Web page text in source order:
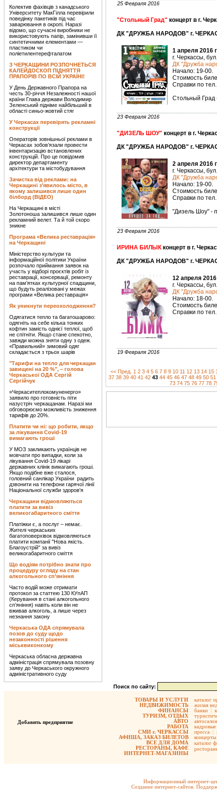
Колектив фахівців з канадського
Університету МакГілла перевірили
поведінку пакетиків під час
заварювання в окропі. Наразі
відомо, що сучасні виробники не
використовують папір, замінивши її
синтетичними елементами —
пластиком чи
поліетилентерефталатом
З ЧЕРКАЩИНИ РОЗПОЧНЕТЬСЯ
КАЛЕЙДОСКОП ПІДНЯТТЯ
ПРАПОРІВ ПО ВСІЙ УКРАЇНІ!
У День Державного Прапора на
честь 30-річчя Незалежності нашої
країни Глава держави Володимир
Зеленський підніме найбільший в
області синьо-жовтий стяг
У Черкасах перевірять рекламні
конструкції
Операторів зовнішньої реклами в
Черкасах зобов’язали провести
інвентаризацію встановлених
конструкцій. Про це повідомив
директор департаменту
архітектури та містобудування
Зачистка від реклами: на
Черкащині з’явилось місто, в
якому залишився лише один
білборд (ВІДЕО)
На Черкащині в місті
Золотоноша залишився лише один
рекламний велет. Та й той скоро
зникне
Програма «Велика реставрація»
на Черкащині
Міністерство культури та
інформаційної політики України
розпочало приймання заявок на
участь у відборі проєктів робіт із
реставрації, консервації, ремонту
на пам’ятках культурної спадщини,
що будуть реалізовані у межах
програми «Велика реставрація»
Як уникнути переохолодження?
Одягатися тепло та багатошарово:
одягніть на себе кілька тонких
кофтин замість однієї теплої, щоб
не спітніти. Якщо стане спекотно,
завжди можна зняти одну з одеж.
«Правильний» зимовий одяг
складається з трьох шарів
"Тарифи на тепло для черкащан
завищені на 20 %", – голова
Черкаської ОДА Сергій
Сергійчук
«Черкаситеплокомуненерго»
заявило про готовність піти
назустріч черкащанам. Наразі ми
обговорюємо можливість зниження
тарифів до 20%.
Платити чи ні: що робити, якщо
за лікування Covid-19
вимагають гроші
У МОЗ закликають українців не
мовчати про випадки, коли за
лікування Covid-19 лікарі
державних клінік вимагають гроші.
Якщо подібне вже сталося,
головний санлікар України радить
дзвонити на телефони гарячої лінії
Національної служби здоров'я
Черкащани відмовляються
платити за вивіз
великогабаритного сміття
Платіжки є, а послуг – немає.
Жителі черкаських
багатоповерхівок відмовляються
платити компанії "Нова якість.
Благоустрій" за вивіз
великогабаритного сміття
Що водіям потрібно знати про
процедуру огляду на стан
алкогольного сп’яніння
Часто водій може отримати
протокол за статтею 130 КУпАП
(Керування в стані алкогольного
сп’яніння) навіть коли він не
вживав алкоголь, а лише через
незнання закону
Черкаська ОДА спрямувала
позов до суду щодо
незаконності рішення
міськвиконкому
Черкаська обласна державна
адміністрація спрямувала позовну
заяву до Черкаського окружного
адміністративного суду
25 Февраля 2016
"Стольный Град" концерт в г.
ДК "ДРУЖБА НАРОДОВ" г.
1 апреля 2016
г. Черкассы,
ДК "Дружба
Начало: 19-00.
Стоимость
Справки по
Стольный Град
23 Февраля 2016
"ДИЗЕЛЬ ШОУ" концерт в г.
ДК "ДРУЖБА НАРОДОВ" г.
2 апреля 2016
г. Черкассы,
ДК "Дружба
Начало: 19-00.
Стоимость
Справки по
"Дизель Шоу" -
23 Февраля 2016
ИРИНА БИЛЫКконцерт в г.
ДК "ДРУЖБА НАРОДОВ" г.
12 апреля
г. Черкассы,
ДК "Дружба
Начало: 18-00.
Стоимость
Справки по
19 Февраля 2016
<< Пред. 1 2 3 4 5 6 7 8 9 10 11 12 13 14 15
37 38 39 40 41 42 43 44 45 46 47 48 49 50 51
73 74 75 76 77 78
Поиск по сайту:
Добавить предприятие
ТОВАРЫ И УСЛУГИ
НЕДВИЖИМОСТЬ
ФИНАНСЫ
ТУРИЗМ, ОТДЫХ
АВТО
РАБОТА
СМИ г. ЧЕРКАССЫ
АФИША, ЗАКАЗ БИЛЕТОВ
ВСЕ ДЛЯ ДОМА
РЕСТОРАНЫ, КАФЕ
ИНТЕРНЕТ-МАГАЗИНЫ
каталог
жилая
банки |
кадровые
пресса |
концерты
каталог
Информационный интернет-
Создание интернет-сайтов.